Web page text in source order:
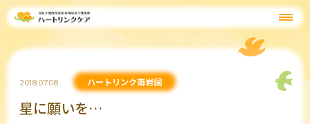
2018.07.08 ハートリンク南岩国
星に願いを…